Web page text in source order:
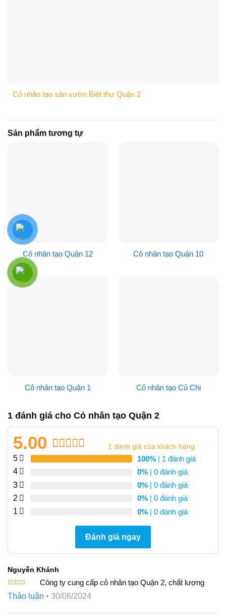
Cỏ nhân tạo sân vườn Biệt thự Quận 2
Sản phẩm tương tự
Cỏ nhân tạo Quận 12 Cỏ nhân tạo Quận 10
Cỏ nhân tạo Quận 1 Cỏ nhân tạo Củ Chi
1 đánh giá cho Cỏ nhân tạo Quận 2
5.00
5.00trên 5
1
1 đánh giá của khách hàng
5 100% | 1 đánh giá
4
0% | 0 đánh giá
3
0% | 0 đánh giá
2
0% | 0 đánh giá
1
0% | 0 đánh giá
Đánh giá ngay
Nguyễn Khánh
hạng55
Công ty cung cấp cỏ nhân tạo Quận 2, chất lượng
Thảo luận • 30/06/2024